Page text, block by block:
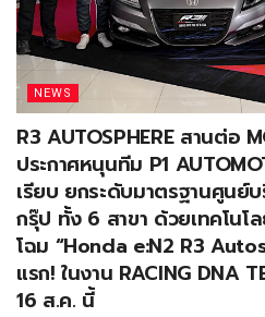
NEWS
R3 AUTOSPHERE สานต่อ
ประกาศหนุนทีม P1
เรียบ ยกระดับมาตรฐานศูนย์
กรุ๊ป ทั้ง 6 สาขา ด้วยเทคโน
โฉม “Honda e:N2 R3
แรก! ในงาน RACING DNA
16 ส.ค. นี้